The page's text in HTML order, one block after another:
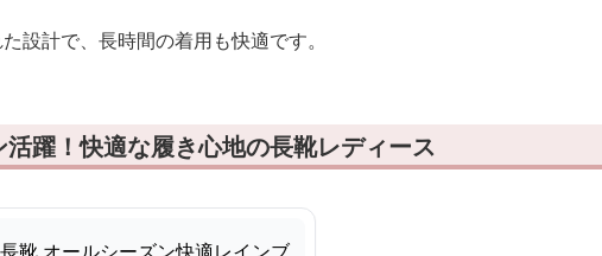
設計で、長時間の着用も快適です。
躍！快適な履き心地の長靴レディース